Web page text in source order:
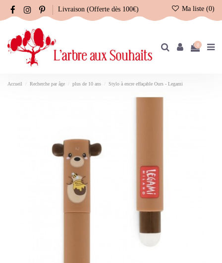
Livraison (Offerte dès 100€) Ma liste (0)
0
Accueil Recherche par âge plus de 10 ans Stylo à encre effaçable Ours - Legami